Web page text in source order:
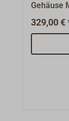
Gehäuse
zweifach
1881" -
329,00 €